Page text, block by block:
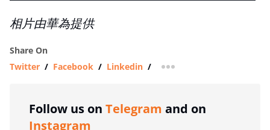
相片由華為提供
Share On
Twitter / Facebook / Linkedin / more sharing option
Follow us on Telegram and on
Instagram